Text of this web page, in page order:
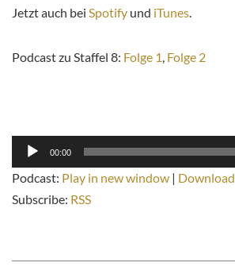
Jetzt auch bei Spotify und iTunes
Podcast zu Staffel 8: Folge 1 Folge 2
Audio-
Player
00:00
Podcast: Play in new window | Download
Subscribe: RSS